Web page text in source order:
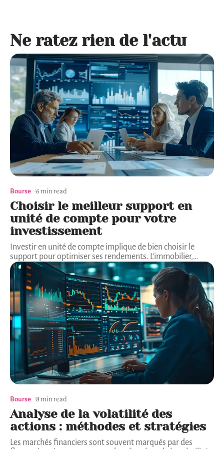
Ne ratez rien de l'actu
Bourse 6 min read
Choisir le meilleur support en
unité de compte pour votre
investissement
Investir en unité de compte implique de bien choisir le
support pour optimiser ses rendements. L'immobilier,…
Bourse 8 min read
Analyse de la volatilité des
actions : méthodes et stratégies
Les marchés financiers sont souvent marqués par des